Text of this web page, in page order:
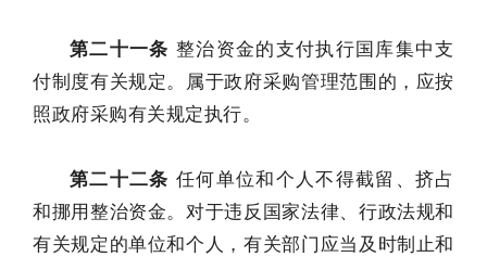
第二十一条 整治资金的支付执行国库集中支
付制度有关规定。属于政府采购管理范围的，应按
照政府采购有关规定执行。
第二十二条 任何单位和个人不得截留、挤占
和挪用整治资金。对于违反国家法律、行政法规和
有关规定的单位和个人，有关部门应当及时制止和